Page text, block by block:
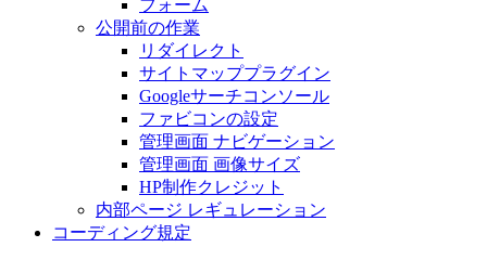
フォーム
公開前の作業
リダイレクト
サイトマッププラグイン
Googleサーチコンソール
ファビコンの設定
管理画面 ナビゲーション
管理画面 画像サイズ
HP制作クレジット
内部ページ レギュレーション
コーディング規定